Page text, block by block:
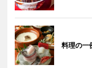
料理の一